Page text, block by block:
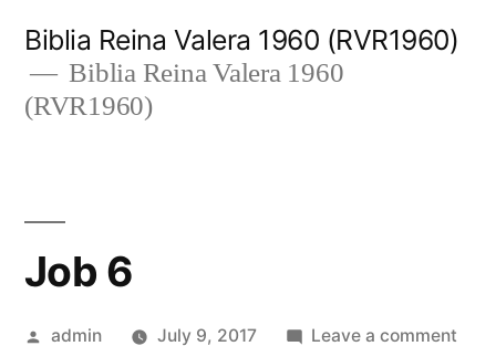
content
Biblia Reina Valera 1960 (RVR1960)
Biblia Reina Valera 1960
(RVR1960)
Job 6
Posted
admin July 9, 2017 Leave a comment